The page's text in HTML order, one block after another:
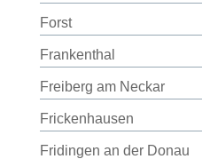
Forst
Frankenthal
Freiberg am Neckar
Frickenhausen
Fridingen an der Donau